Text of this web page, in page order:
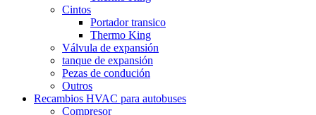
Cintos
Portador transico
Thermo King
Válvula de expansión
tanque de expansión
Pezas de condución
Outros
Recambios HVAC para autobuses
Compresor